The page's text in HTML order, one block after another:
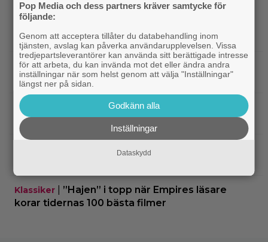
Christopher Nolan | På tv ikväll: En av Nolans
regissör
TV-spel|På tv ikväll: Edward Norton gjorde sin
hyllade filmdebut i denna skarpa thriller
Fantasy
Sista säsongen av ”The Witcher”
försenas – släpps 2027
Nu på Netflix: Tidlös krigsklassiker från
Klassiker
”Hajen” i topp när Empires läsare
korar tidernas 100 bästa filmer
Pop Media och dess partners kräver samtycke för
följande:
Genom att acceptera tillåter du databehandling inom
tjänsten, avslag kan påverka användarupplevelsen. Vissa
tredjepartsleverantörer kan använda sitt berättigade intresse
för att arbeta, du kan invända mot det eller ändra andra
inställningar när som helst genom att välja "Inställningar"
längst ner på sidan.
Godkänn alla
Inställningar
Dataskydd